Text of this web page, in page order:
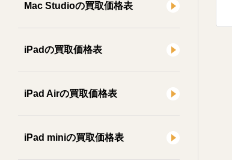
Mac Studioの買取価格表
iPadの買取価格表
iPad Airの買取価格表
iPad miniの買取価格表